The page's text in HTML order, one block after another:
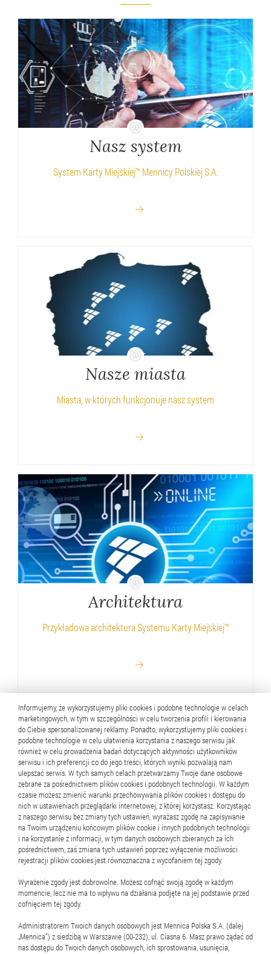
Informujemy, że wykorzystujemy pliki cookies i podobne technologie w celach
marketingowych, w tym w szczególności w celu tworzenia profili i kierowania
do Ciebie spersonalizowanej reklamy. Ponadto, wykorzystujemy pliki cookies i
podobne technologie w celu ułatwienia korzystania z naszego serwisu jak
również w celu prowadzenia badań dotyczących aktywności użytkowników
serwisu i ich preferencji co do jego treści, których wyniki pozwalają nam
ulepszać serwis. W tych samych celach przetwarzamy Twoje dane osobowe
zebrane za pośrednictwem plików cookies i podobnych technologii. W każdym
czasie możesz zmienić warunki przechowywania plików cookies i dostępu do
nich w ustawieniach przeglądarki internetowej, z której korzystasz. Korzystając
z naszego serwisu bez zmiany tych ustawień, wyrażasz zgodę na zapisywanie
na Twoim urządzeniu końcowym plików cookie i innych podobnych technologii
i na korzystanie z informacji, w tym danych osobowych zbieranych za ich
pośrednictwem, zaś zmiana tych ustawień poprzez wyłączenie możliwości
rejestracji plików cookies jest równoznaczna z wycofaniem tej zgody.
Wyrażenie zgody jest dobrowolne. Możesz cofnąć swoją zgodę w każdym
momencie, lecz nie ma to wpływu na działania podjęte na jej podstawie przed
cofnięciem tej zgody.
Administratorem Twoich danych osobowych jest Mennica Polska S.A. (dalej
„Mennica”) z siedzibą w Warszawie (00-232), ul. Ciasna 6. Masz prawo żądać od
nas dostępu do Twoich danych osobowych, ich sprostowania, usunięcia,
Nasz system
System Karty Miejskiej™ Mennicy Polskiej S.A.
Nasze miasta
Miasta, w których funkcjonuje nasz system
Architektura
Przykładowa architektura Systemu Karty Miejskiej™
Oprogramowanie
Gold™ - oprogramowanie do obsługi naszego systemu